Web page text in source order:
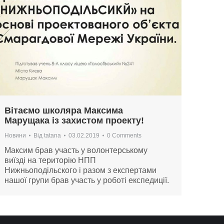
Вітаємо школяра Максима
Марущака із захистом проекту!
Новини Від tatana 03.02.2019 0 Comments
Максим брав участь у волонтерському
виїзді на територію НПП
Нижньоподільского і разом з експертами
нашої групи брав участь у роботі експедиції.